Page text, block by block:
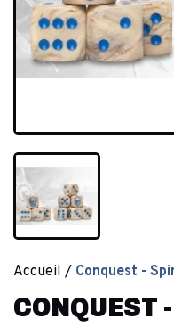
Accueil Conquest -
CONQUEST